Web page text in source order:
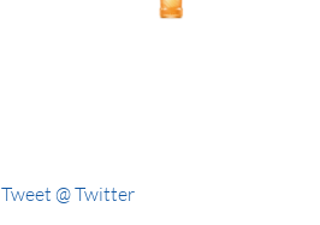
Tweet @ Twitter